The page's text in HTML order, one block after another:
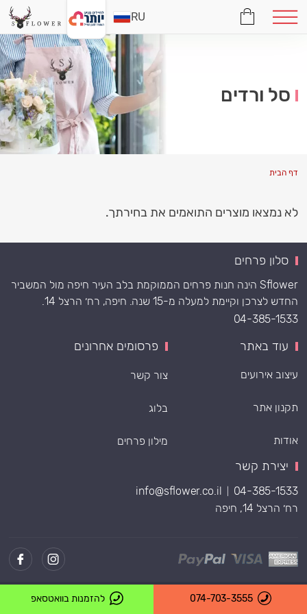
סל ורדים
דף הבית
לא נמצאו מוצרים התואמים את בחירתך.
סלון פרחים
Sflower הינה חנות פרחים הממוקמת בלב העיר חיפה מול המשביר
החדש לצרכן וקיימת למעלה מ-15 שנה. חיפה, רח׳ הרצל 14.
04-385-1533
עוד באתר
עיצוב אירועים
תקנון אתר
אודות
פרסומים אחרונים
צור קשר
בלוג
מילון פרחים
יצירת קשר
04-385-1533
info@sflower.co.il
רח׳ הרצל 14, חיפה
RU
Powered by
074-703-3555 להזמנות בוואטסאפ